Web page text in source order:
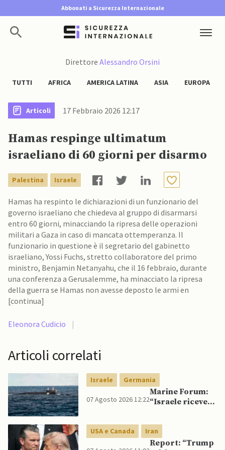
Abbonati a Sicurezza Internazionale
Direttore Alessandro Orsini
TUTTI AFRICA AMERICA LATINA ASIA EUROPA
Articoli 17 Febbraio 2026 12:17
Hamas respinge ultimatum
israeliano di 60 giorni per disarmo
Palestina Israele
Hamas ha respinto le dichiarazioni di un funzionario del
governo israeliano che chiedeva al gruppo di disarmarsi
entro 60 giorni, minacciando la ripresa delle operazioni
militari a Gaza in caso di mancata ottemperanza. Il
funzionario in questione è il segretario del gabinetto
israeliano, Yossi Fuchs, stretto collaboratore del primo
ministro, Benjamin Netanyahu, che il 16 febbraio, durante
una conferenza a Gerusalemme, ha minacciato la ripresa
della guerra se Hamas non avesse deposto le armi en
[continua]
Eleonora Cudicio |
Articoli correlati
Israele Germania
07 Agosto 2026 12:22
Marine Forum:
“Israele riceve
sottomarino INS
Drakon dopo 14
anni”
USA e Canada Iran
Report: “Trump